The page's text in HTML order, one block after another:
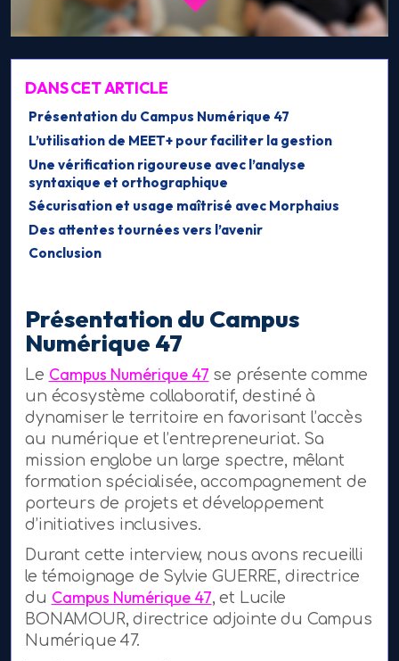
DANS CET ARTICLE
Présentation du Campus Numérique 47
L’utilisation de MEET+ pour faciliter la gestion
Une vérification rigoureuse avec l’analyse
syntaxique et orthographique
Sécurisation et usage maîtrisé avec Morphaius
Des attentes tournées vers l’avenir
Conclusion
Présentation du Campus
Numérique 47
Le Campus Numérique 47 se présente comme
un écosystème collaboratif, destiné à
dynamiser le territoire en favorisant l’accès
au numérique et l’entrepreneuriat. Sa
mission englobe un large spectre, mêlant
formation spécialisée, accompagnement de
porteurs de projets et développement
d’initiatives inclusives.
Durant cette interview, nous avons recueilli
le témoignage de Sylvie GUERRE, directrice
du Campus Numérique 47, et Lucile
BONAMOUR, directrice adjointe du Campus
Numérique 47.